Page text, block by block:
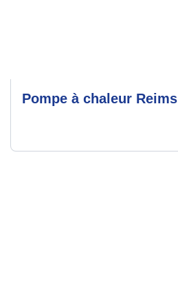
Pompe à chaleur Reims